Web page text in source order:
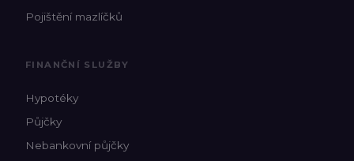
Pojištění mazlíčků
FINANČNÍ SLUŽBY
Hypotéky
Půjčky
Nebankovní půjčky